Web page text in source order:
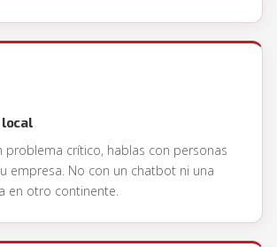
local
problema crítico, hablas con personas
empresa. No con un chatbot ni una
en otro continente.